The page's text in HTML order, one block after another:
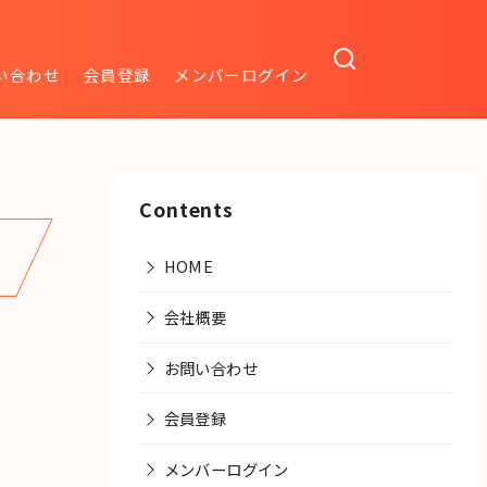
合わせ 会員登録 メンバーログイン
Contents
HOME
会社概要
お問い合わせ
会員登録
メンバーログイン